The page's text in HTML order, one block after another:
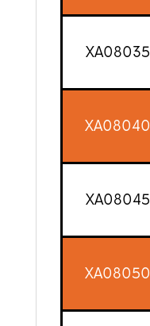
XA08035
XA08040
XA08045
XA08050